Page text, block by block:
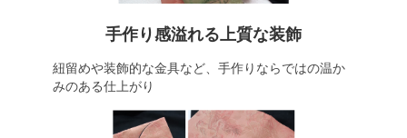
手作り感溢れる上質な装飾
紐留めや装飾的な金具など、手作りならではの温か
みのある仕上がり